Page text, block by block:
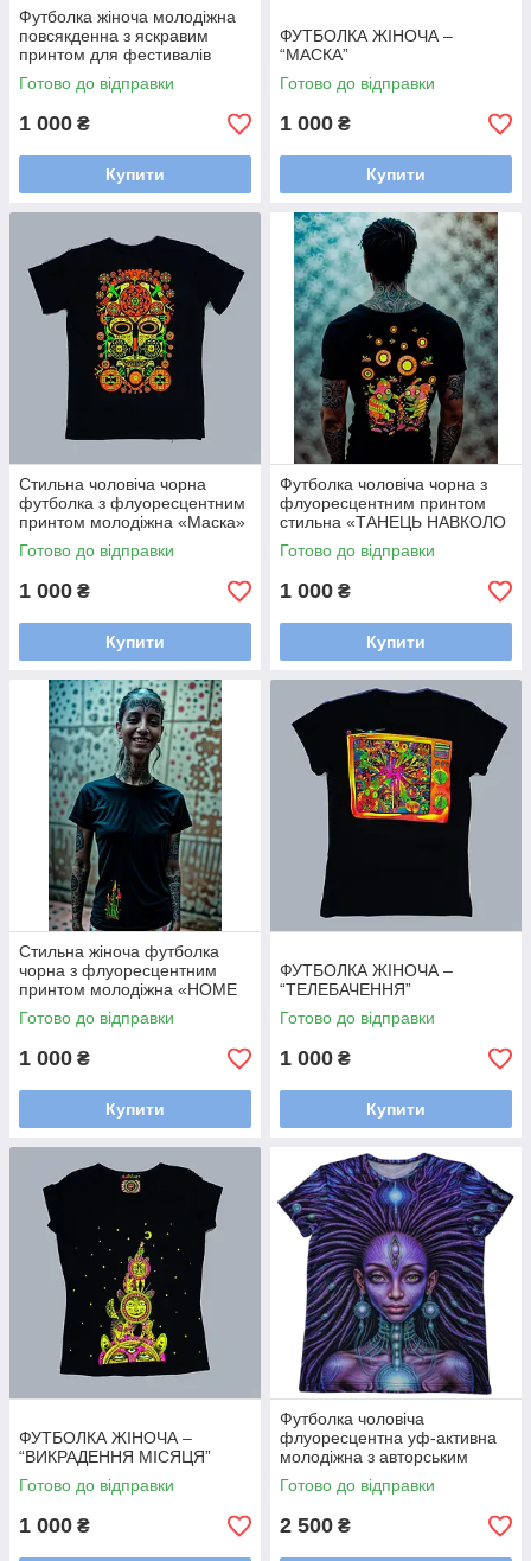
Футболка жіноча молодіжна
повсякденна з яскравим
принтом для фестивалів
«Танець навколо грибів»
Готово до відправки
1 000 ₴
Купити
ФУТБОЛКА ЖІНОЧА –
“МАСКА”
Готово до відправки
1 000 ₴
Купити
Стильна чоловіча чорна
футболка з флуоресцентним
принтом молодіжна «Маска»
/ Яскраві футболки чоловікові
Готово до відправки
1 000 ₴
Купити
Футболка чоловіча чорна з
флуоресцентним принтом
стильна «ТАНЕЦЬ НАВКОЛО
ГРИБІВ» / Молодіжні чоловічі
футболки
Готово до відправки
1 000 ₴
Купити
Стильна жіноча футболка
чорна з флуоресцентним
принтом молодіжна «HOME
PARTY» / Футболки жіночі
Готово до відправки
1 000 ₴
Купити
ФУТБОЛКА ЖІНОЧА –
“ТЕЛЕБАЧЕННЯ”
Готово до відправки
1 000 ₴
Купити
ФУТБОЛКА ЖІНОЧА –
“ВИКРАДЕННЯ МІСЯЦЯ”
Готово до відправки
1 000 ₴
Футболка чоловіча
флуоресцентна уф-активна
молодіжна з авторським
принтом LÚNA
Готово до відправки
2 500 ₴